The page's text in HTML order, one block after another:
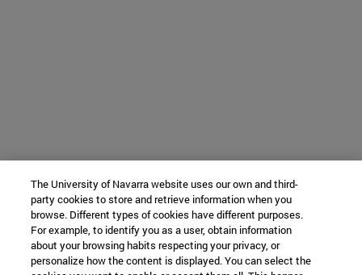
The University of Navarra website uses our own and third-
party cookies to store and retrieve information when you
browse. Different types of cookies have different purposes.
For example, to identify you as a user, obtain information
about your browsing habits respecting your privacy, or
personalize how the content is displayed. You can select the